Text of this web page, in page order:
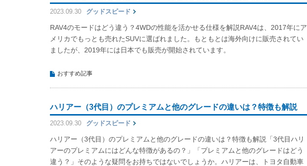
2023.09.30 グッドスピード
RAV4のモードはどう違う？4WDの性能を活かせる仕様を解説RAV4は、2017年にア
メリカでもっとも売れたSUVに選ばれました。もともとは海外向けに販売されてい
ましたが、2019年には日本でも販売が開始されています。
おすすめ記事
ハリアー（3代目）のプレミアムと他のグレードの違いは？特徴も解説
2023.09.30 グッドスピード
ハリアー（3代目）のプレミアムと他のグレードの違いは？特徴も解説「3代目ハリ
アーのプレミアムにはどんな特徴があるの？」「プレミアムと他のグレードはどう
違う？」そのような疑問をお持ちではないでしょうか。ハリアーは、トヨタ自動車